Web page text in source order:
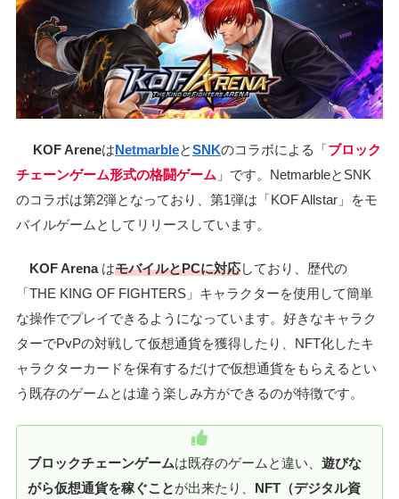
KOF AreneはNetmarbleとSNKのコラボによる「ブロック
チェーンゲーム形式の格闘ゲーム 」です。NetmarbleとSNK
のコラボは第2弾となっており、第1弾は「KOF Allstar」をモ
バイルゲームとしてリリースしています。
KOF ArenaはモバイルとPCに対応しており、歴代の
「THE KING OF FIGHTERS」キャラクターを使用して簡単
な操作でプレイできるようになっています。好きなキャラク
ターでPvPの対戦して仮想通貨を獲得したり、NFT化したキ
ャラクターカードを保有するだけで仮想通貨をもらえるとい
う既存のゲームとは違う楽しみ方ができるのが特徴です。
ブロックチェーンゲームは既存のゲームと違い、 遊びな
がら仮想通貨を稼ぐことが出来たり、 NFT（デジタル資